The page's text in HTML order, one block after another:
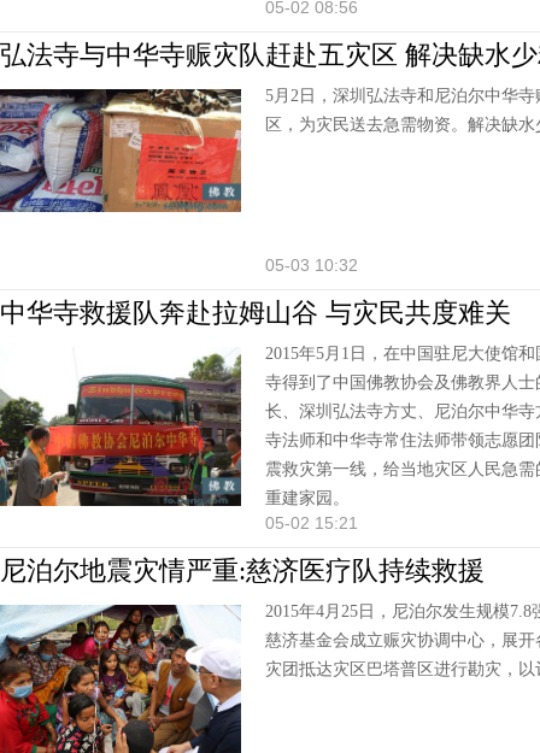
05-02 08:56
弘法寺与中华寺赈灾队赶赴五灾区 解决缺水
5月2日，深圳弘法寺和尼泊尔中华
区，为灾民送去急需物资。解决缺
05-03 10:32
中华寺救援队奔赴拉姆山谷 与灾民共度难关
2015年5月1日，在中国驻尼大使馆
寺得到了中国佛教协会及佛教界人
长、深圳弘法寺方丈、尼泊尔中华
寺法师和中华寺常住法师带领志愿
震救灾第一线，给当地灾区人民急
重建家园。
05-02 15:21
尼泊尔地震灾情严重:慈济医疗队持续救援
2015年4月25日，尼泊尔发生规模
慈济基金会成立赈灾协调中心，展
灾团抵达灾区巴塔普区进行勘灾，